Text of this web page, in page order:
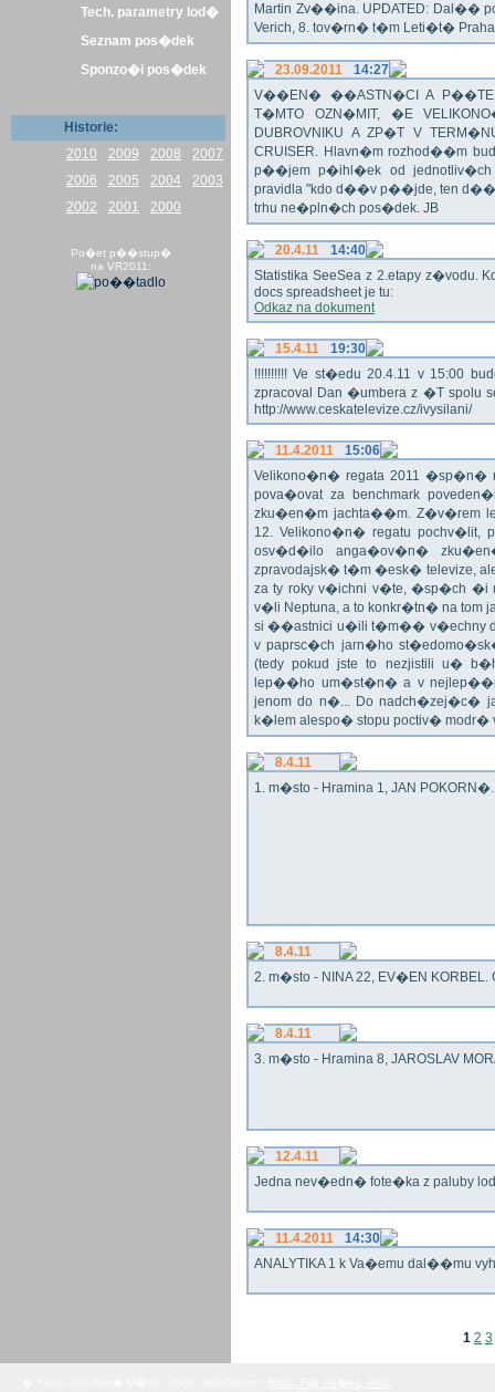
Tech. parametry lod�
Seznam pos�dek
Sponzo�i pos�dek
Historie:
2010
2009 2008
2007
2006
2005 2004
2003
2002
2001 2000
Po�et p��stup�
na VR2011:
Martin Zv��ina. UPDATED: Dal��
Verich, 8. tov�rn� t�m Leti�t� Praha
23.09.2011
14:27
V��EN� ��ASTN�CI A
T�MTO OZN�MIT, �E
DUBROVNIKU A ZP�T V
CRUISER. Hlavn�m rozhod��m
p��jem p�ihl�ek od
pravidla "kdo d��v p��jde, ten
trhu ne�pln�ch pos�dek. JB
20.4.11
14:40
Statistika SeeSea z 2.etapy z�vodu.
docs spreadsheet je tu:
Odkaz na dokument
15.4.11
19:30
!!!!!!!!!! Ve st�edu 20.4.11 v 15:00
zpracoval Dan �umbera z �T spolu
http://www.ceskatelevize.cz/ivysilani/
11.4.2011
15:06
Velikono�n� regata 2011 �sp�n�
pova�ovat za benchmark
zku�en�m jachta��m. Z�v�rem
12. Velikono�n� regatu
osv�d�ilo anga�ov�n�
zpravodajsk� t�m �esk� televize,
za ty roky v�ichni v�te, �sp�ch
v�li Neptuna, a to konkr�tn� na tom
si ��astnici u�ili t�m�� v�echny
v paprsc�ch jarn�ho
(tedy pokud jste to nezjistili u�
lep��ho um�st�n� a v
jenom do n�... Do nadch�zej�c�
k�lem alespo� stopu poctiv�
8.4.11
1. m�sto - Hramina 1, JAN
8.4.11
2. m�sto - NINA 22, EV�EN KORBEL.
8.4.11
3. m�sto - Hramina 8, JAROSLAV
12.4.11
Jedna nev�edn� fote�ka z paluby
11.4.2011
14:30
ANALYTIKA 1 k Va�emu dal��mu
1 2 3